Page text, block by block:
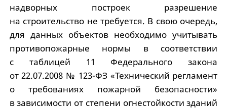
надворных построек разрешение
на строительство не требуется. В свою очередь,
для данных объектов необходимо учитывать
противопожарные нормы в соответствии
с таблицей 11 Федерального закона
от 22.07.2008 № 123-ФЗ «Технический регламент
о требованиях пожарной безопасности»
в зависимости от степени огнестойкости зданий